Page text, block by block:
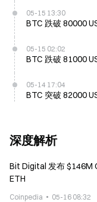
05-15 13:30
BTC 跌破 80000
05-15 02:02
BTC 跌破 81000
05-14 17:04
BTC 突破 82000
深度解析
Bit Digital 发布 $146M
ETH
Coinpedia 05-16 08:32